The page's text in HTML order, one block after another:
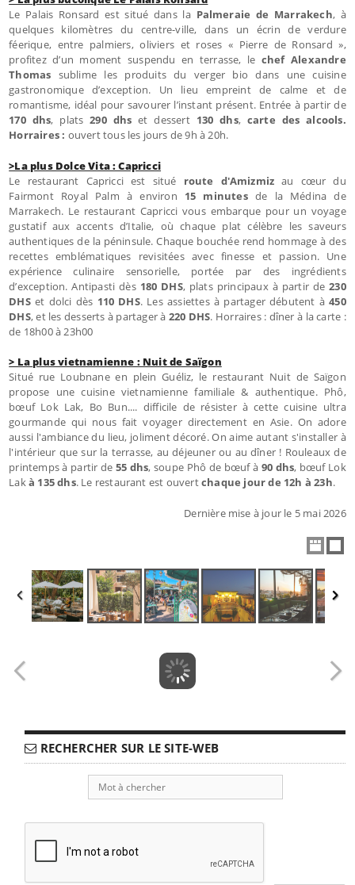
Le Palais Ronsard est situé dans la Palmeraie de Marrakech, à
quelques kilomètres du centre-ville, dans un écrin de verdure
féerique, entre palmiers, oliviers et roses « Pierre de Ronsard »,
profitez d’un moment suspendu en terrasse, le chef Alexandre
Thomas sublime les produits du verger bio dans une cuisine
gastronomique d’exception. Un lieu empreint de calme et de
romantisme, idéal pour savourer l’instant présent. Entrée à partir de
170 dhs, plats 290 dhs et dessert 130 dhs, carte des alcools.
Horraires : ouvert tous les jours de 9h à 20h.
>La plus Dolce Vita : Capricci
Le restaurant Capricci est situé route d'Amizmiz au cœur du
Fairmont Royal Palm à environ 15 minutesde la Médina de
Marrakech. Le restaurant Capricci vous embarque pour un voyage
gustatif aux accents d’Italie, où chaque plat célèbre les saveurs
authentiques de la péninsule. Chaque bouchée rend hommage à des
recettes emblématiques revisitées avec finesse et passion. Une
expérience culinaire sensorielle, portée par des ingrédients
d’exception. Antipasti dès 180 DHS, plats principaux à partir de 230
DHSet dolci dès 110 DHS. Les assiettes à partager débutent à 450
DHS, et les desserts à partager à 220 DHS. Horraires : dîner à la carte :
de 18h00 à 23h00
> La plus vietnamienne : Nuit de Saïgon
Situé rue Loubnane en plein Guéliz, le restaurant Nuit de Saïgon
propose une cuisine vietnamienne familiale & authentique. Phô,
bœuf Lok Lak, Bo Bun.... difficile de résister à cette cuisine ultra
gourmande qui nous fait voyager directement en Asie. On adore
aussi l'ambiance du lieu, joliment décoré. On aime autant s'installer à
l'intérieur que sur la terrasse, au déjeuner ou au dîner ! Rouleaux de
printemps à partir de 55 dhs, soupe Phô de bœuf à 90 dhs, bœuf Lok
Lakà 135 dhs. Le restaurant est ouvertchaque jour de 12h à 23h.
Dernière mise à jour le 5 mai 2026
RECHERCHER SUR LE SITE-WEB